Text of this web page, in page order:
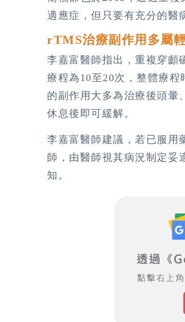
適應症，但只要有充分的醫
rTMS治療副作用多屬
李嘉富醫師指出，重複穿顱
療程為10至20次，整體療
的副作用大多為治療後頭暈
休息後即可緩解。
李嘉富醫師建議，若已服用
師，由醫師視其病況制定妥
知。